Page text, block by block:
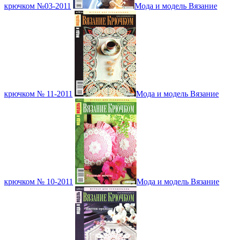
крючком №03-2011 Мода и модель Вязание
крючком № 11-2011 Мода и модель Вязание
крючком № 10-2011 Мода и модель Вязание